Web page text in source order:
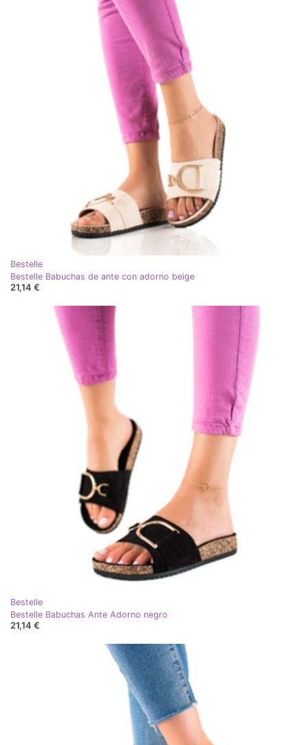
Bestelle
Bestelle Babuchas de ante con adorno beige
21,14 €
Bestelle
Bestelle Babuchas Ante Adorno negro
21,14 €